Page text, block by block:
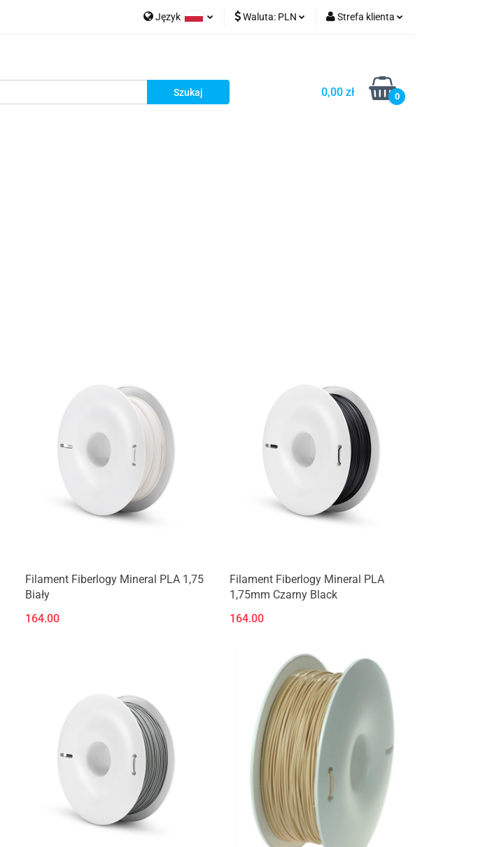
Język
German
Waluta: PLN Strefa klienta
Zarejestruj się
Dodaj zgłoszenie
0,00 zł 0
Zamów wydruk
Produkt niedostępny
Filament Fiberlogy Mineral PLA 1,75
Biały
164.00
Produkt niedostępny
Filament Fiberlogy Mineral PLA
1,75mm Czarny Black
164.00